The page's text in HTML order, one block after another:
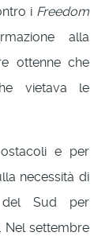
i Freedom
alla
ottenne che
vietava le
e per
necessità di
Sud per
Nel settembre